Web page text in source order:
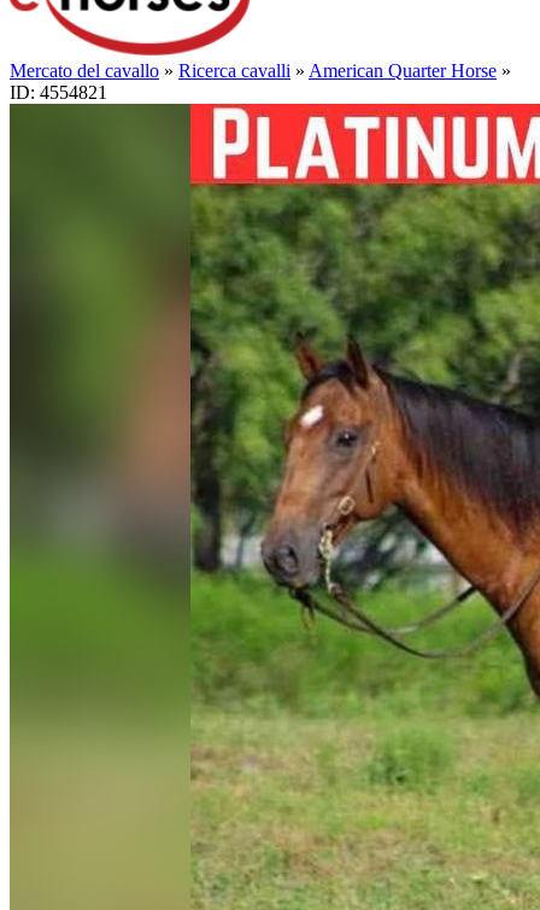
Mercato del cavallo » Ricerca cavalli » American Quarter Horse »
ID: 4554821